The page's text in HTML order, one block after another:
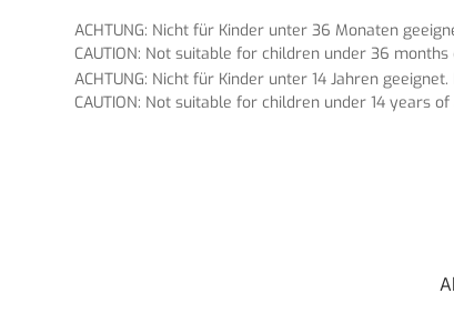
ACHTUNG: Nicht für Kinder unter 36 Monaten
CAUTION: Not suitable for children under 36
ACHTUNG: Nicht für Kinder unter 14 Jahren
CAUTION: Not suitable for children under 14 years